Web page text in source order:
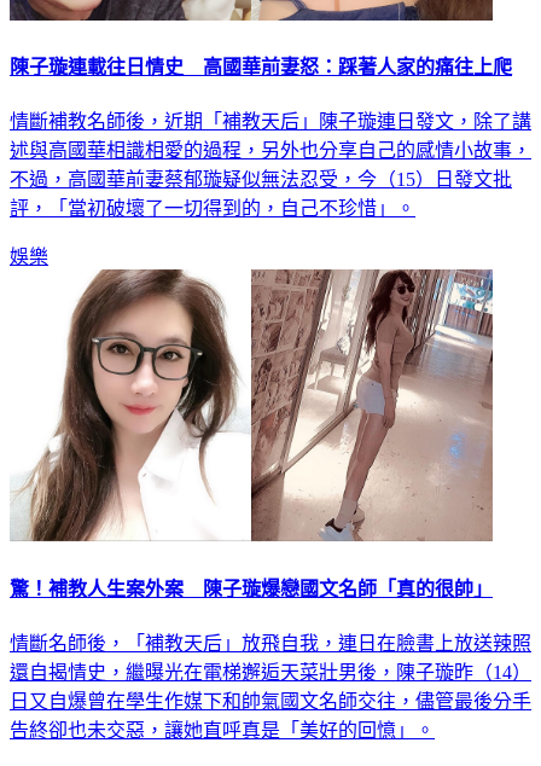
陳子璇連載往日情史 高國華前妻怒：踩著人家的痛往上爬
情斷補教名師後，近期「補教天后」陳子璇連日發文，除了講
述與高國華相識相愛的過程，另外也分享自己的感情小故事，
不過，高國華前妻蔡郁璇疑似無法忍受，今（15）日發文批
評，「當初破壞了一切得到的，自己不珍惜」。
娛樂
驚！補教人生案外案 陳子璇爆戀國文名師「真的很帥」
情斷名師後，「補教天后」放飛自我，連日在臉書上放送辣照
還自揭情史，繼曝光在電梯邂逅天菜壯男後，陳子璇昨（14）
日又自爆曾在學生作媒下和帥氣國文名師交往，儘管最後分手
告終卻也未交惡，讓她直呼真是「美好的回憶」。